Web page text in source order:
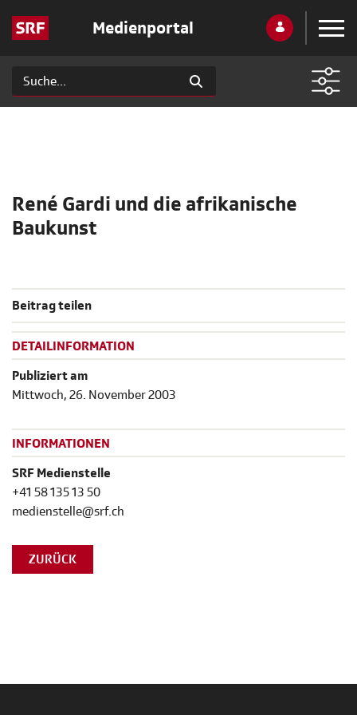
Medienportal
René Gardi und die afrikanische
Baukunst
Beitrag teilen
DETAILINFORMATION
Publiziert am
Mittwoch, 26. November 2003
INFORMATIONEN
SRF Medienstelle
+41 58 135 13 50
medienstelle@srf.ch
ZURÜCK